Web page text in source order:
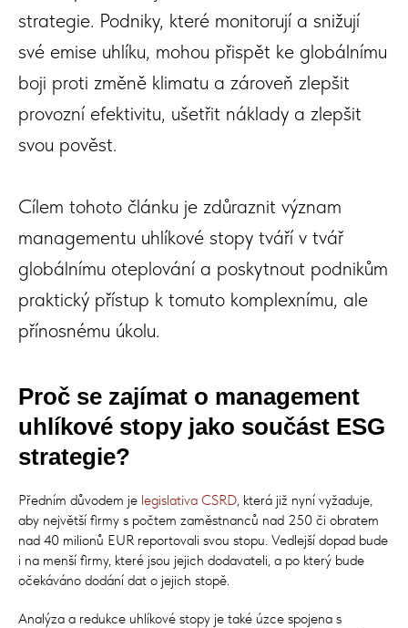
strategie. Podniky, které monitorují a snižují
své emise uhlíku, mohou přispět ke globálnímu
boji proti změně klimatu a zároveň zlepšit
provozní efektivitu, ušetřit náklady a zlepšit
svou pověst.
Cílem tohoto článku je zdůraznit význam
managementu uhlíkové stopy tváří v tvář
globálnímu oteplování a poskytnout podnikům
praktický přístup k tomuto komplexnímu, ale
přínosnému úkolu.
Proč se zajímat o management
uhlíkové stopy jako součást ESG
strategie?
Předním důvodem je legislativa CSRD , která již nyní vyžaduje,
aby největší firmy s počtem zaměstnanců nad 250 či obratem
nad 40 milionů EUR reportovali svou stopu. Vedlejší dopad bude
i na menší firmy, které jsou jejich dodavateli, a po který bude
očekáváno dodání dat o jejich stopě.
Analýza a redukce uhlíkové stopy je také úzce spojena s